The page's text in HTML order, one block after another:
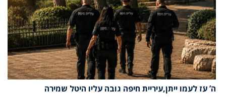
ה’ עֹז לעמו ייתן,עיריית חיפה גובה עליו היטל שמירה